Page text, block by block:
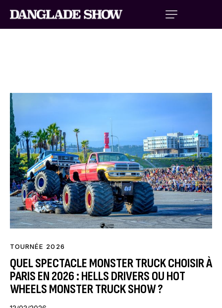
TOURNÉE 2026
QUEL SPECTACLE MONSTER TRUCK CHOISIR À
PARIS EN 2026 : HELLS DRIVERS OU HOT
WHEELS MONSTER TRUCK SHOW ?